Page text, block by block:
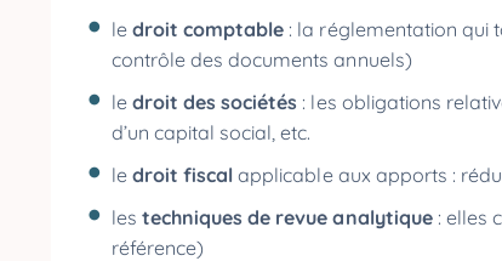
ledroit comptable : la réglementation qui
contrôle des documents annuels)
ledroit des sociétés : les obligations
d’un capital social, etc.
ledroit fiscal applicable aux apports :
lestechniques de revue analytique : elles
référence)